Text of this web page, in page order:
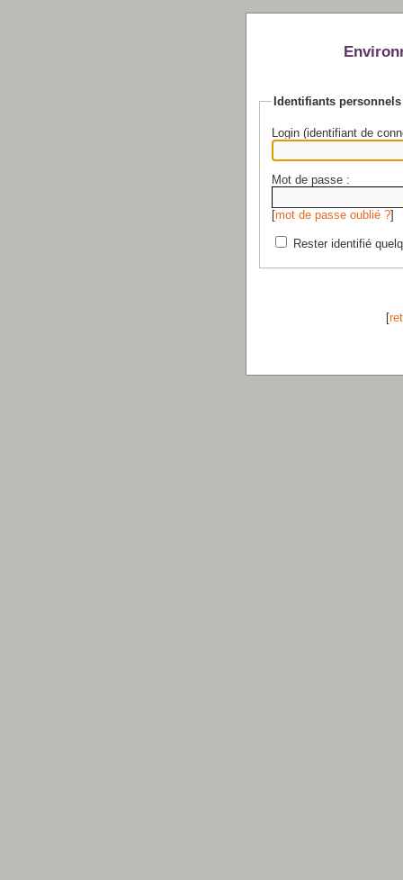
Identifiants personnels
Login (identifiant de
Mot de passe :
[mot de passe oublié ?]
Rester identifié
[